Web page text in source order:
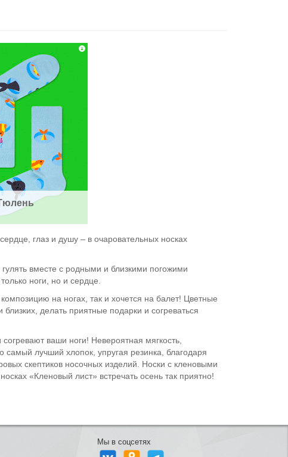
глаз и душу – в очаровательных носках
вместе с родными и близкими погожими
ноги, но и сердце.
на ногах, так и хочется на балет! Цветные
делать приятные подарки и согреваться
ваши ноги! Невероятная мягкость,
лучший хлопок, упругая резинка, благодаря
скептиков носочных изделий. Носки с кленовыми
«Кленовый лист» встречать осень так приятно!
Мы в соцсетях